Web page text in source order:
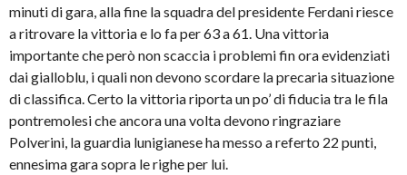
minuti di gara, alla fine la squadra del presidente Ferdani riesce
a ritrovare la vittoria e lo fa per 63 a 61. Una vittoria
importante che però non scaccia i problemi fin ora evidenziati
dai gialloblu, i quali non devono scordare la precaria situazione
di classifica. Certo la vittoria riporta un po’ di fiducia tra le fila
pontremolesi che ancora una volta devono ringraziare
Polverini, la guardia lunigianese ha messo a referto 22 punti,
ennesima gara sopra le righe per lui.